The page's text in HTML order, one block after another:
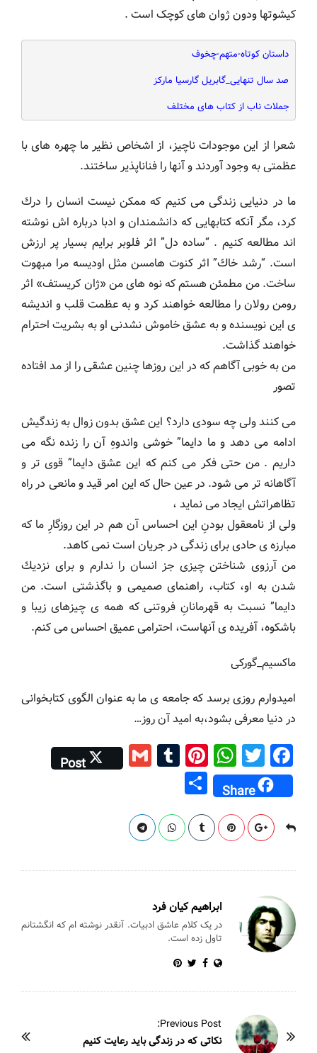
كيشوتها ودون ژوان های کوچک است .
داستان کوتاه-متهم-چخوف
صد سال تنهایی_گابریل گارسیا مارکز
جملات ناب از کتاب های مختلف
شعرا از این موجودات ناچیز، از اشخاص نظير ما چهره های با
عظمتی به وجود آوردند و آنها را فناناپذیر ساختند.
ما در دنیایی زندگی می کنیم که ممکن نیست انسان را درك
كرد، مگر آنکه کتابهایی که دانشمندان و ادبا درباره اش نوشته
اند مطالعه کنیم . “ساده دل” اثر فلوبر برایم بسیار پر ارزش
است. “رشد خاك” اثر کنوت هامسن مثل اودیسه مرا مبهوت
ساخت. من مطمئن هستم که نوه های من «ژان کریستف» اثر
رومن رولان را مطالعه خواهند کرد و به عظمت قلب و اندیشه
ی این نویسنده و به عشق خاموش نشدنی او به بشریت احترام
خواهند گذاشت.
من به خوبی آگاهم که در این روزها چنین عشقی را از مد افتاده
تصور
می کنند ولی چه سودی دارد؟ این عشق بدون زوال به زندگیش
ادامه می دهد و ما دايما” خوشی واندوهِ آن را زنده نگه می
داریم . من حتی فکر می کنم که این عشق دايما” قوی تر و
آگاهانه تر می شود. در عین حال که این امر قید و مانعی در راه
تظاهراتش ایجاد می نماید ،
ولی از نامعقول بودنِ این احساس آن هم در این روزگارِ ما که
مبارزه ی حادی برای زندگی در جریان است نمی کاهد.
من آرزوی شناختن چیزی جز انسان را ندارم و برای نزديك
شدن به او، کتاب، راهنمای صمیمی و باگذشتی است. من
دایما” نسبت به قهرمانانِ فروتنی که همه ی چیزهای زیبا و
باشکوه، آفریده ی آنهاست، احترامی عمیق احساس می کنم.
ماکسیم_گورکی
امیدوارم روزی برسد که جامعه ی ما به عنوان الگوی کتابخوانی
در دنیا معرفی بشود،به امید آن روز…
F
a
c
e
b
o
o
k
T
wi
tt
er
W
h
at
s
A
p
p
Pi
nt
er
e
st
T
u
bl
r
G
m
Post
Share
h
ar
e
ابراهیم کیان فرد
در یک کلام عاشق ادبیات. آنقدر نوشته ام که انگشتانم
تاول زده است.
Previous Post:
نکاتی که در زندگی باید رعایت کنیم